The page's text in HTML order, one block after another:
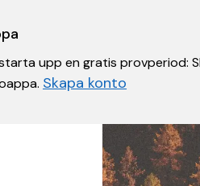
upp en gratis provperiod:
Skapa konto